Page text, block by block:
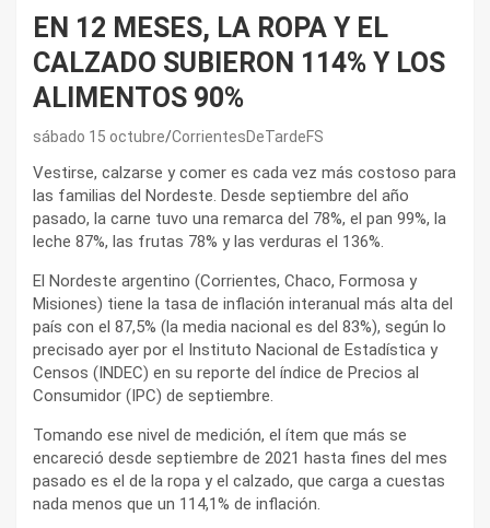
EN 12 MESES, LA ROPA Y EL
CALZADO SUBIERON 114% Y LOS
ALIMENTOS 90%
sábado 15 octubre CorrientesDeTardeFS
Vestirse, calzarse y comer es cada vez más costoso para
las familias del Nordeste. Desde septiembre del año
pasado, la carne tuvo una remarca del 78%, el pan 99%, la
leche 87%, las frutas 78% y las verduras el 136%.
El Nordeste argentino (Corrientes, Chaco, Formosa y
Misiones) tiene la tasa de inflación interanual más alta del
país con el 87,5% (la media nacional es del 83%), según lo
precisado ayer por el Instituto Nacional de Estadística y
Censos (INDEC) en su reporte del índice de Precios al
Consumidor (IPC) de septiembre.
Tomando ese nivel de medición, el ítem que más se
encareció desde septiembre de 2021 hasta fines del mes
pasado es el de la ropa y el calzado, que carga a cuestas
nada menos que un 114,1% de inflación.